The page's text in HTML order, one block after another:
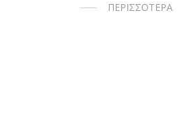
ΠΕΡΙΣΣΟΤΕΡΑ